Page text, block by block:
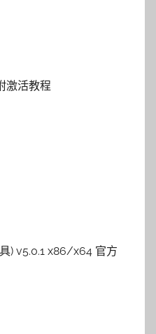
激活教程
) v5.0.1 x86/x64 官方